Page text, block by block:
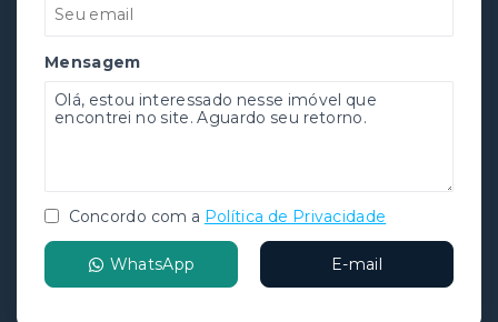
Mensagem
Concordo com a Política de Privacidade
WhatsApp E-mail